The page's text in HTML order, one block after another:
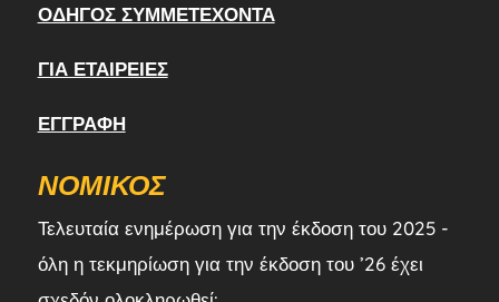
ΟΔΗΓΌΣ ΣΥΜΜΕΤΈΧΟΝΤΑ
ΓΙΑ ΕΤΑΙΡΕΊΕΣ
ΕΓΓΡΑΦΉ
ΝΟΜΙΚΌΣ
Τελευταία ενημέρωση για την έκδοση του 2025 -
όλη η τεκμηρίωση για την έκδοση του ’26 έχει